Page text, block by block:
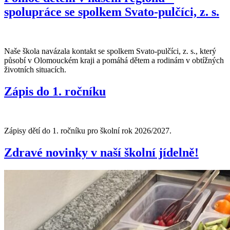
spolupráce se spolkem Svato-pulčíci, z. s.
Naše škola navázala kontakt se spolkem Svato-pulčíci, z. s., který
působí v Olomouckém kraji a pomáhá dětem a rodinám v obtížných
životních situacích.
Zápis do 1. ročníku
Zápisy dětí do 1. ročníku pro školní rok 2026/2027.
Zdravé novinky v naší školní jídelně!